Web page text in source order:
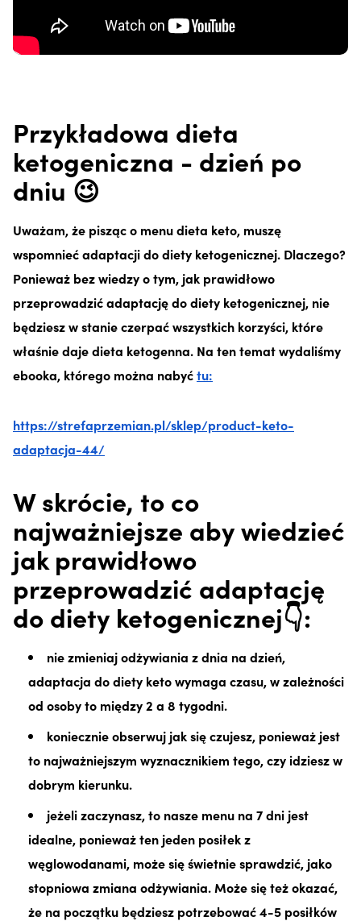
Przykładowa dieta
ketogeniczna - dzień po
dniu 😉
Uważam, że pisząc o menu dieta keto, muszę
wspomnieć adaptacji do diety ketogenicznej. Dlaczego?
Ponieważ bez wiedzy o tym, jak prawidłowo
przeprowadzić adaptację do diety ketogenicznej, nie
będziesz w stanie czerpać wszystkich korzyści, które
właśnie daje dieta ketogenna. Na ten temat wydaliśmy
ebooka, którego można nabyćtu:
https://strefaprzemian.pl/sklep/product-keto-
adaptacja-44/
W skrócie, to co
najważniejsze aby wiedzieć
jak prawidłowo
przeprowadzić adaptację
do diety ketogenicznej👇:
nie zmieniaj odżywiania z dnia na dzień,
adaptacja do diety keto wymaga czasu, w zależności
od osoby to między 2 a 8 tygodni.
koniecznie obserwuj jak się czujesz, ponieważ jest
to najważniejszym wyznacznikiem tego, czy idziesz w
dobrym kierunku.
jeżeli zaczynasz, to nasze menu na 7 dni jest
idealne, ponieważ ten jeden posiłek z
węglowodanami, może się świetnie sprawdzić, jako
stopniowa zmiana odżywiania. Może się też okazać,
że na początku będziesz potrzebować 4-5 posiłków